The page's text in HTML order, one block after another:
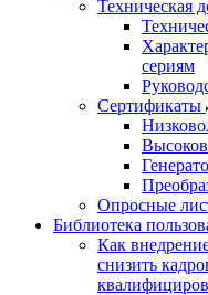
Техническая
сериям
Сертификаты
Опросные
Библиотека
Как
снизить